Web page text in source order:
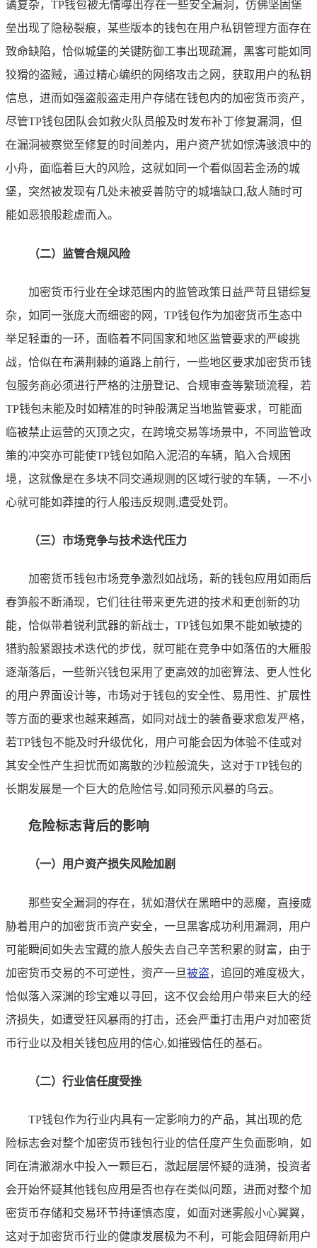
谲复杂，TP钱包被无情曝出存在一些安全漏洞，仿佛坚固堡
垒出现了隐秘裂痕，某些版本的钱包在用户私钥管理方面存在
致命缺陷，恰似城堡的关键防御工事出现疏漏，黑客可能如同
狡猾的盗贼，通过精心编织的网络攻击之网，获取用户的私钥
信息，进而如强盗般盗走用户存储在钱包内的加密货币资产，
尽管TP钱包团队会如救火队员般及时发布补丁修复漏洞，但
在漏洞被察觉至修复的时间差内，用户资产犹如惊涛骇浪中的
小舟，面临着巨大的风险，这就如同一个看似固若金汤的城
堡，突然被发现有几处未被妥善防守的城墙缺口,敌人随时可
能如恶狼般趁虚而入。
（二）监管合规风险
加密货币行业在全球范围内的监管政策日益严苛且错综复
杂，如同一张庞大而细密的网，TP钱包作为加密货币生态中
举足轻重的一环，面临着不同国家和地区监管要求的严峻挑
战，恰似在布满荆棘的道路上前行，一些地区要求加密货币钱
包服务商必须进行严格的注册登记、合规审查等繁琐流程，若
TP钱包未能及时如精准的时钟般满足当地监管要求，可能面
临被禁止运营的灭顶之灾，在跨境交易等场景中，不同监管政
策的冲突亦可能使TP钱包如陷入泥沼的车辆，陷入合规困
境，这就像是在多块不同交通规则的区域行驶的车辆，一不小
心就可能如莽撞的行人般违反规则,遭受处罚。
（三）市场竞争与技术迭代压力
加密货币钱包市场竞争激烈如战场，新的钱包应用如雨后
春笋般不断涌现，它们往往带来更先进的技术和更创新的功
能，恰似带着锐利武器的新战士，TP钱包如果不能如敏捷的
猎豹般紧跟技术迭代的步伐，就可能在竞争中如落伍的大雁般
逐渐落后，一些新兴钱包采用了更高效的加密算法、更人性化
的用户界面设计等，市场对于钱包的安全性、易用性、扩展性
等方面的要求也越来越高，如同对战士的装备要求愈发严格，
若TP钱包不能及时升级优化，用户可能会因为体验不佳或对
其安全性产生担忧而如离散的沙粒般流失，这对于TP钱包的
长期发展是一个巨大的危险信号,如同预示风暴的乌云。
危险标志背后的影响
（一）用户资产损失风险加剧
那些安全漏洞的存在，犹如潜伏在黑暗中的恶魔，直接威
胁着用户的加密货币资产安全，一旦黑客成功利用漏洞，用户
可能瞬间如失去宝藏的旅人般失去自己辛苦积累的财富，由于
加密货币交易的不可逆性，资产一旦被盗，追回的难度极大，
恰似落入深渊的珍宝难以寻回，这不仅会给用户带来巨大的经
济损失，如遭受狂风暴雨的打击，还会严重打击用户对加密货
币行业以及相关钱包应用的信心,如摧毁信任的基石。
（二）行业信任度受挫
TP钱包作为行业内具有一定影响力的产品，其出现的危
险标志会对整个加密货币钱包行业的信任度产生负面影响，如
同在清澈湖水中投入一颗巨石，激起层层怀疑的涟漪，投资者
会开始怀疑其他钱包应用是否也存在类似问题，进而对整个加
密货币存储和交易环节持谨慎态度，如面对迷雾般小心翼翼，
这对于加密货币行业的健康发展极为不利，可能会阻碍新用户